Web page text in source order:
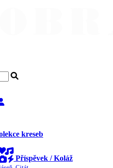
kreseb
Příspěvek / Koláž